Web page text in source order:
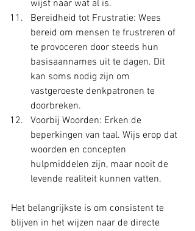
wijst naar wat al is.
Bereidheid tot Frustratie: Wees
bereid om mensen te frustreren of
te provoceren door steeds hun
basisaannames uit te dagen. Dit
kan soms nodig zijn om
vastgeroeste denkpatronen te
doorbreken.
Voorbij Woorden: Erken de
beperkingen van taal. Wijs erop dat
woorden en concepten
hulpmiddelen zijn, maar nooit de
levende realiteit kunnen vatten.
Het belangrijkste is om consistent te
blijven in het wijzen naar de directe